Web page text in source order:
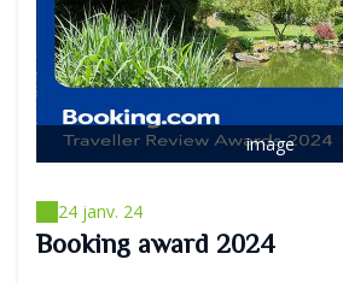
image
24 janv. 24
Booking award 2024